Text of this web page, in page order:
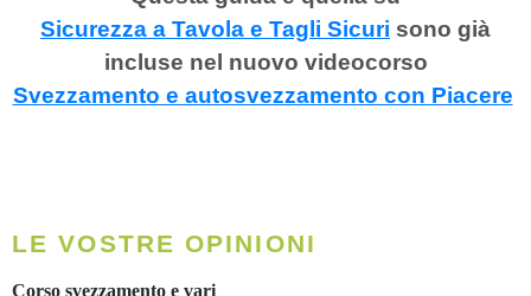
Sicurezza a Tavola e Tagli Sicuri sono già
incluse nel nuovo videocorso
Svezzamento e autosvezzamento con Piacere
LE VOSTRE OPINIONI
Corso svezzamento e vari